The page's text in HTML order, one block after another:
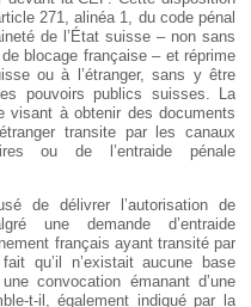
271, alinéa 1, du code pénal
de l’État suisse – non sans
blocage française – et réprime
ou à l’étranger, sans y être
pouvoirs publics suisses. La
visant à obtenir des documents
transite par les canaux
ou de l’entraide pénale
de délivrer l’autorisation de
une demande d’entraide
français ayant transité par
qu’il n’existait aucune base
convocation émanant d’une
t-il, également indiqué par la